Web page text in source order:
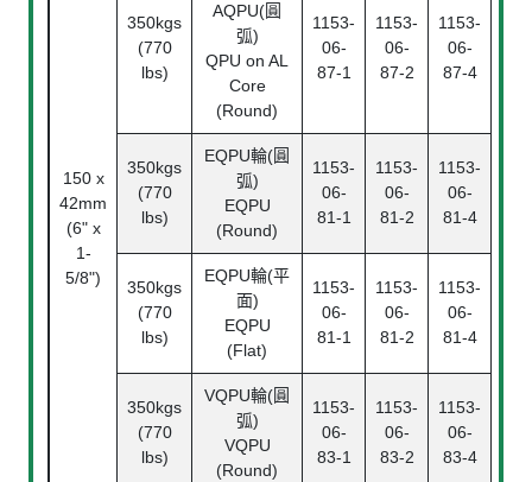
150 x
42mm
(6" x
1-
5/8")
350kgs
(770
lbs)
AQPU(圓
弧)
QPU on AL
Core
(Round)
1153-
06-
87-1
1153-
06-
87-2
1153-
06-
87-4
350kgs
(770
lbs)
EQPU輪(圓
弧)
EQPU
(Round)
1153-
06-
81-1
1153-
06-
81-2
1153-
06-
81-4
350kgs
(770
lbs)
EQPU輪(平
面)
EQPU
(Flat)
1153-
06-
81-1
1153-
06-
81-2
1153-
06-
81-4
350kgs
(770
lbs)
VQPU輪(圓
弧)
VQPU
(Round)
1153-
06-
83-1
1153-
06-
83-2
1153-
06-
83-4